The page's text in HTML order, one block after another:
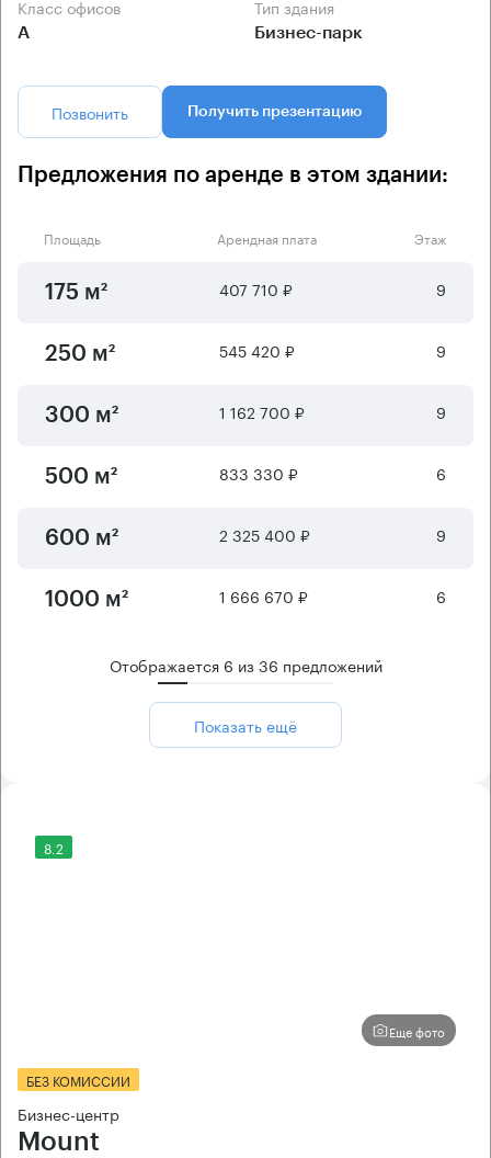
Класс офисов
А
Тип здания
Бизнес-парк
Позвонить Получить презентацию
Предложения по аренде в этом здании:
Площадь Арендная плата Этаж
175 м² 407 710 ₽ 9
250 м² 545 420 ₽ 9
300 м² 1 162 700 ₽ 9
500 м² 833 330 ₽ 6
600 м² 2 325 400 ₽ 9
1000 м² 1 666 670 ₽ 6
Отображается 6 из36 предложений
Показать ещё
8.2
Еще фото
БЕЗ КОМИССИИ
Бизнес-центр
Mount